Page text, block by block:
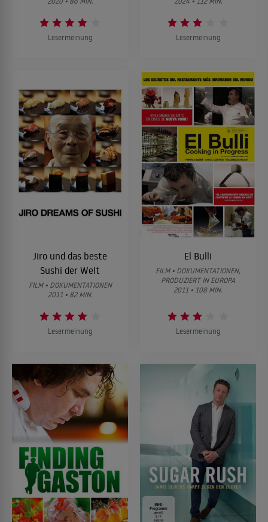
Lesermeinung Lesermeinung
Jiro und das beste
Sushi der Welt
FILM • DOKUMENTATIONEN
2011 • 82 MIN.
Lesermeinung
El Bulli
FILM • DOKUMENTATIONEN,
PRODUZIERT IN EUROPA
2011 • 108 MIN.
Lesermeinung